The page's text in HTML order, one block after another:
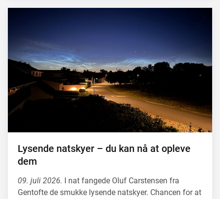
Lysende natskyer – du kan nå at opleve
dem
09. juli 2026.
I nat fangede Oluf Carstensen fra
Gentofte de smukke lysende natskyer. Chancen for at